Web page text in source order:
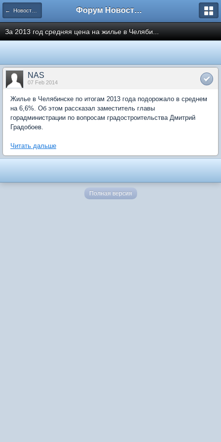
← Новости рынка недвижимости Форум Новостройки
За 2013 год средняя цена на жилье в Челяби...
NAS
07 Feb 2014
Жилье в Челябинске по итогам 2013 года подорожало в среднем
на 6,6%. Об этом рассказал заместитель главы
горадминистрации по вопросам градостроительства Дмитрий
Градобоев.
Читать дальше
Полная версия